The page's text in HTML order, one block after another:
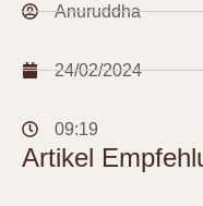
Anuruddha
24/02/2024
09:19
Artikel